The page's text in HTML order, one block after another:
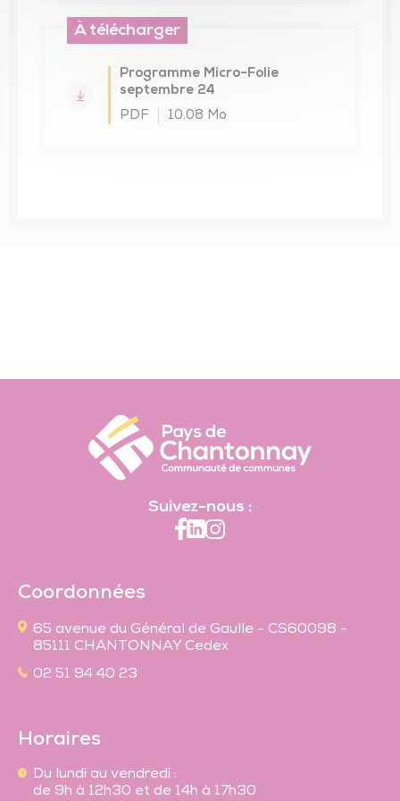
À télécharger
Programme Micro-Folie
septembre 24
PDF
10.08 Mo
Suivez-nous :
Coordonnées
65 avenue du Général de Gaulle - CS60098 -
85111 CHANTONNAY Cedex
02 51 94 40 23
Horaires
Du lundi au vendredi :
de 9h à 12h30 et de 14h à 17h30